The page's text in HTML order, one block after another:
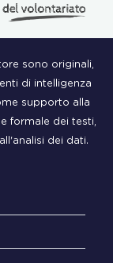
sono originali,
di intelligenza
supporto alla
formale dei testi,
dei dati.